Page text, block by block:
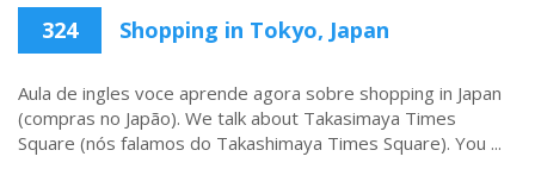
324 Shopping in Tokyo, Japan
Aula de ingles voce aprende agora sobre shopping in Japan
(compras no Japão). We talk about Takasimaya Times
Square (nós falamos do Takashimaya Times Square). You ...